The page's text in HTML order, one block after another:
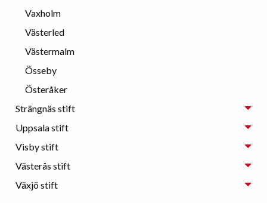
Vaxholm
Västerled
Västermalm
Össeby
Österåker
Strängnäs stift
Uppsala stift
Visby stift
Västerås stift
Växjö stift